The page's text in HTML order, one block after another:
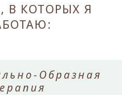
В КОТОРЫХ Я
Образная